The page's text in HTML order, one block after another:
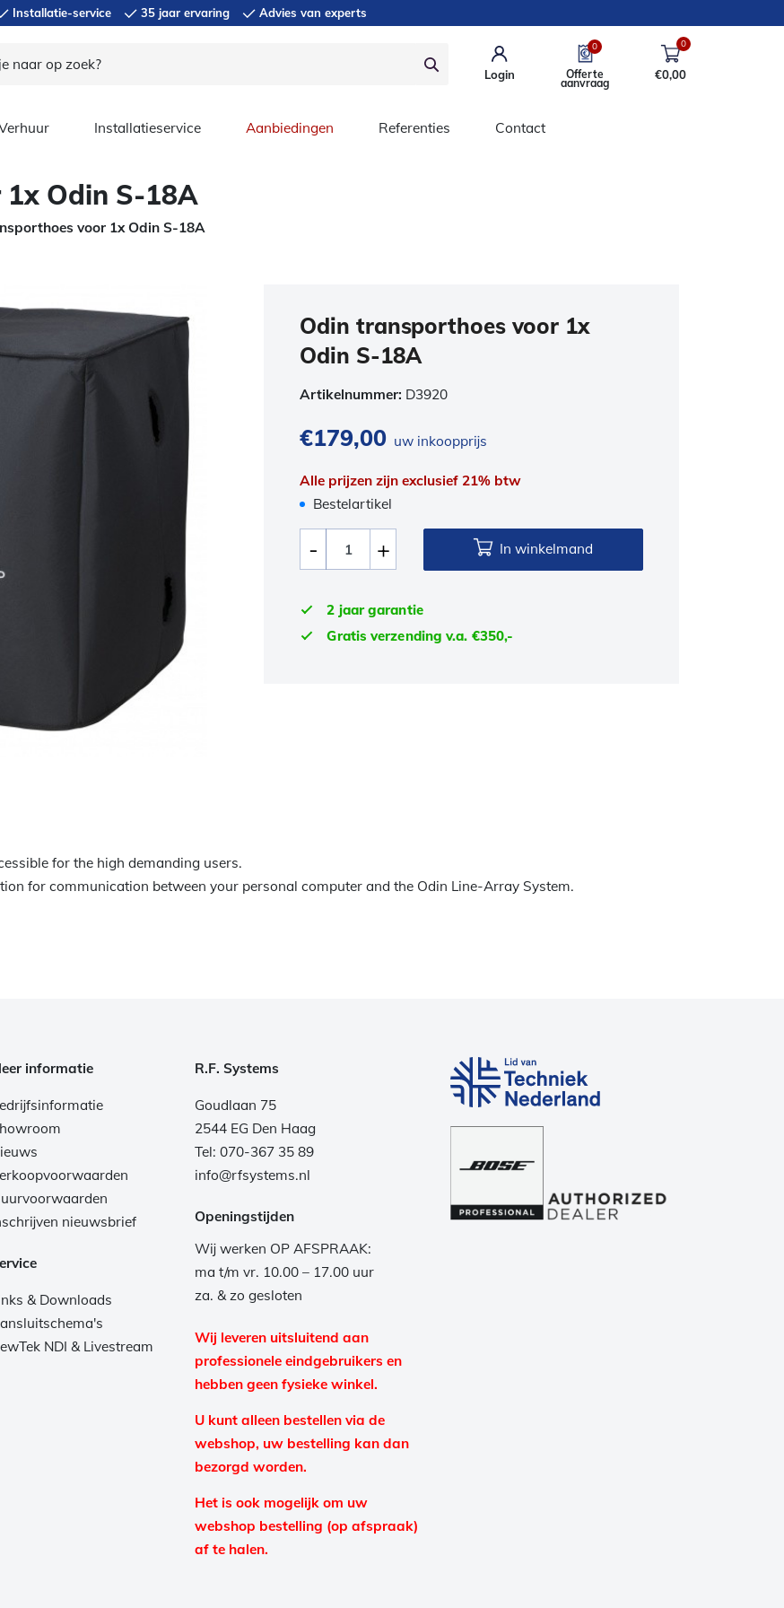
Installatie-service 35 jaar ervaring Advies van experts
Login
0
Offerte
aanvraag
0
€0,00
Installatieservice Aanbiedingen Referenties Contact
Odin S-18A
voor 1x Odin S-18A
Odin transporthoes voor 1x
Odin S-18A
Artikelnummer: D3920
€179,00 uw inkoopprijs
Alle prijzen zijn exclusief 21% btw
Bestelartikel
In winkelmand
2 jaar garantie
Gratis verzending v.a. €350,-
for the high demanding users.
for communication between your personal computer and the Odin Line-Array System.
informatie
nieuwsbrief
& Downloads
NDI & Livestream
R.F. Systems
Goudlaan 75
2544 EG Den Haag
Tel: 070-367 35 89
info@rfsystems.nl
Openingstijden
Wij werken OP AFSPRAAK:
ma t/m vr. 10.00 – 17.00 uur
za. & zo gesloten
Wij leveren uitsluitend aan
professionele eindgebruikers en
hebben geen fysieke winkel.
U kunt alleen bestellen via de
webshop, uw bestelling kan dan
bezorgd worden.
Het is ook mogelijk om uw
webshop bestelling (op afspraak)
af te halen.